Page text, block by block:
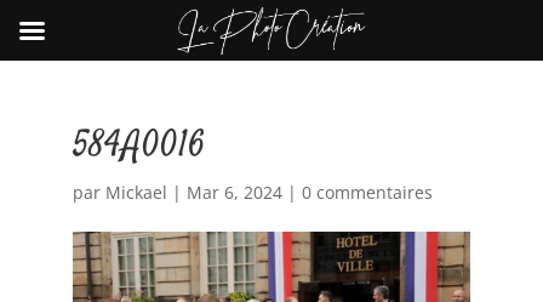
584A0016
par Mickael | Mar 6, 2024| 0 commentaires